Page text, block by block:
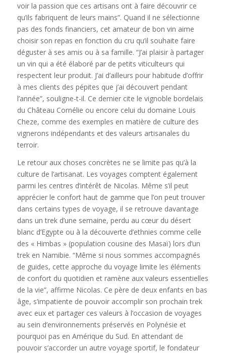
voir la passion que ces artisans ont à faire découvrir ce
qu’ils fabriquent de leurs mains”. Quand il ne sélectionne
pas des fonds financiers, cet amateur de bon vin aime
choisir son repas en fonction du cru qu’il souhaite faire
déguster à ses amis ou à sa famille. “J’ai plaisir à partager
un vin qui a été élaboré par de petits viticulteurs qui
respectent leur produit. J’ai d’ailleurs pour habitude d’offrir
à mes clients des pépites que j’ai découvert pendant
l’année”, souligne-t-il. Ce dernier cite le vignoble bordelais
du Château Cornélie ou encore celui du domaine Louis
Cheze, comme des exemples en matière de culture des
vignerons indépendants et des valeurs artisanales du
terroir.
Le retour aux choses concrètes ne se limite pas qu’à la
culture de l’artisanat. Les voyages comptent également
parmi les centres d’intérêt de Nicolas. Même s’il peut
apprécier le confort haut de gamme que l’on peut trouver
dans certains types de voyage, il se retrouve davantage
dans un trek d’une semaine, perdu au cœur du désert
blanc d’Egypte ou à la découverte d’ethnies comme celle
des « Himbas » (population cousine des Masaï) lors d’un
trek en Namibie. “Même si nous sommes accompagnés
de guides, cette approche du voyage limite les éléments
de confort du quotidien et ramène aux valeurs essentielles
de la vie”, affirme Nicolas. Ce père de deux enfants en bas
âge, s’impatiente de pouvoir accomplir son prochain trek
avec eux et partager ces valeurs à l’occasion de voyages
au sein d’environnements préservés en Polynésie et
pourquoi pas en Amérique du Sud. En attendant de
pouvoir s’accorder un autre voyage sportif, le fondateur